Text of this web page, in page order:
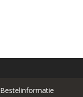
Bestelinformatie